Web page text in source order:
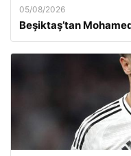
05/08/2026
Beşiktaş’tan